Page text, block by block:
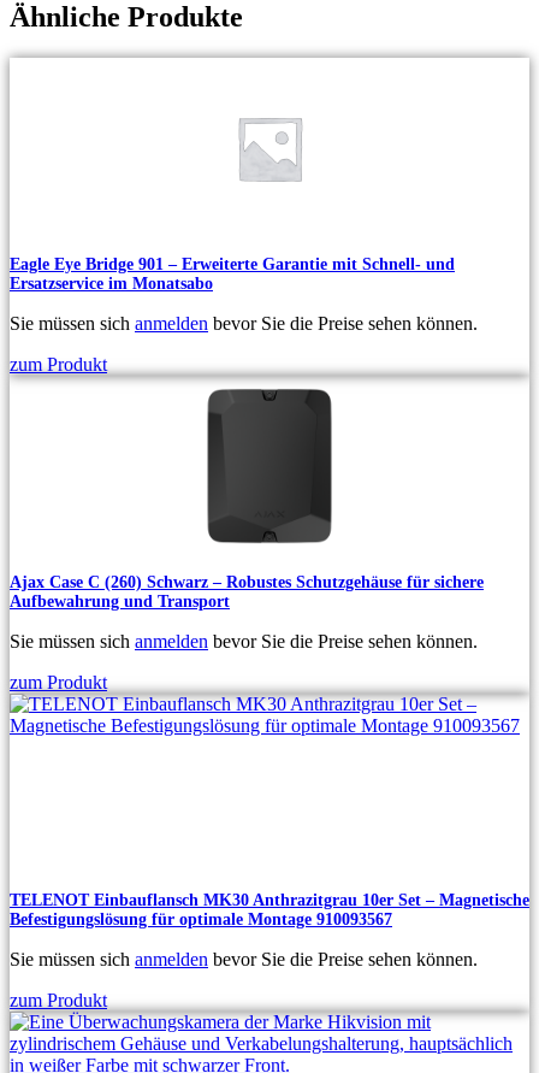
Ähnliche Produkte
Eagle Eye Bridge 901 – Erweiterte Garantie mit Schnell- und
Ersatzservice im Monatsabo
Sie müssen sich anmelden bevor Sie die Preise sehen können.
zum Produkt
Ajax Case C (260) Schwarz – Robustes Schutzgehäuse für sichere
Aufbewahrung und Transport
Sie müssen sich anmelden bevor Sie die Preise sehen können.
zum Produkt
TELENOT Einbauflansch MK30 Anthrazitgrau 10er Set – Magnetische
Befestigungslösung für optimale Montage 910093567
Sie müssen sich anmelden bevor Sie die Preise sehen können.
zum Produkt